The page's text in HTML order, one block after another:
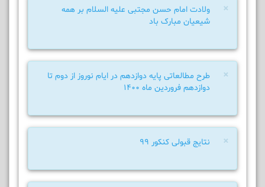
×
ولادت امام حسن مجتبی علیه السلام بر همه
شیعیان مبارک باد
×
طرح مطالعاتی پایه دوازدهم در ایام نوروز از دوم تا
دوازدهم فروردین ماه 1400
× نتایج قبولی کنکور 99